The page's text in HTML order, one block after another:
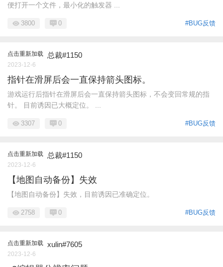
便打开一个文件，最小化的触发器 ...
#BUG反馈
3800 0
点击重新加载 总裁#1150
2023-12-6
指针在滑屏后会一直保持箭头图标。
游戏运行后指针在滑屏后会一直保持箭头图标，不会变回常规的指
针。 目前诱因已大概定位。 ...
#BUG反馈
3307 0
点击重新加载 总裁#1150
2023-12-6
【地图自动备份】失效
【地图自动备份】失效，目前诱因已准确定位。
#BUG反馈
2758 0
点击重新加载 xulin#7605
2023-12-6